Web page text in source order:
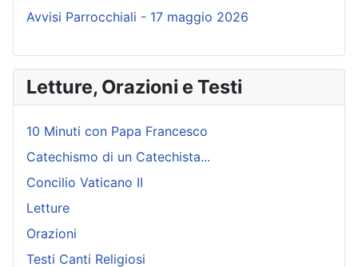
Avvisi Parrocchiali - 17 maggio 2026
Letture, Orazioni e Testi
10 Minuti con Papa Francesco
Catechismo di un Catechista...
Concilio Vaticano II
Letture
Orazioni
Testi Canti Religiosi